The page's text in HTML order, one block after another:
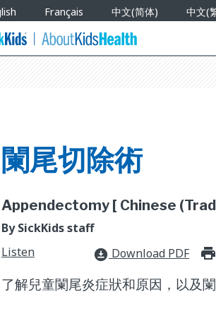
Français 中文(简体) 中文(
闌尾切除術
Appendectomy [ Chinese
By SickKids staff
Listen
download_for_offline Download PDF
了解兒童闌尾炎症狀和原因，以及